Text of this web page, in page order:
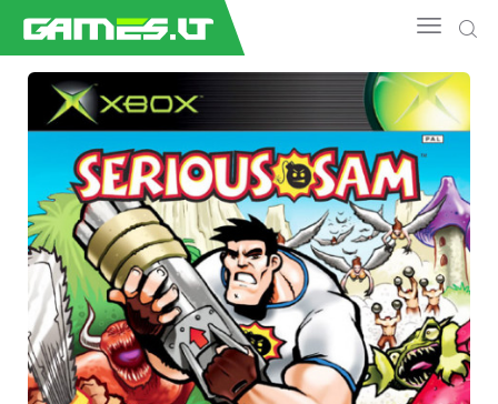
GAMEDEV
ESPORTAS
GELEŽIS
VIDEO
APŽVALGOS
ŽAIDIMAI